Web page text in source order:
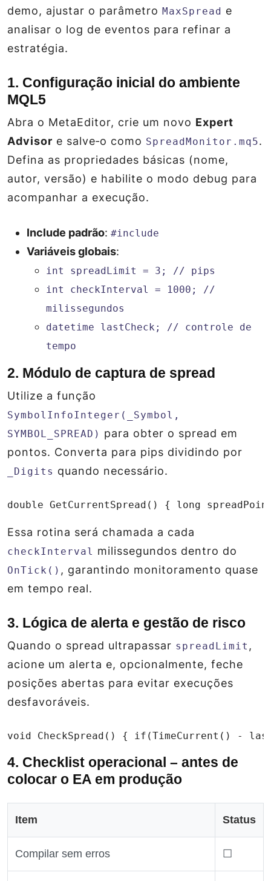
demo, ajustar o parâmetro MaxSpread e
analisar o log de eventos para refinar a
estratégia.
1. Configuração inicial do ambiente
MQL5
Abra o MetaEditor, crie um novo Expert
Advisor e salve‑o como SpreadMonitor.mq5.
Defina as propriedades básicas (nome,
autor, versão) e habilite o modo debug para
acompanhar a execução.
Include padrão: #include
Variáveis globais:
int spreadLimit = 3; // pips
int checkInterval = 1000; //
milissegundos
datetime lastCheck; // controle de
tempo
2. Módulo de captura de spread
Utilize a função
SymbolInfoInteger(_Symbol,
SYMBOL_SPREAD) para obter o spread em
pontos. Converta para pips dividindo por
_Digits quando necessário.
double GetCurrentSpread() { long
Essa rotina será chamada a cada
checkInterval milissegundos dentro do
OnTick() , garantindo monitoramento quase
em tempo real.
3. Lógica de alerta e gestão de risco
Quando o spread ultrapassar spreadLimit ,
acione um alerta e, opcionalmente, feche
posições abertas para evitar execuções
desfavoráveis.
void CheckSpread() { if(TimeCurrent() -
4. Checklist operacional – antes de
colocar o EA em produção
Item Status
Compilar sem erros ☐